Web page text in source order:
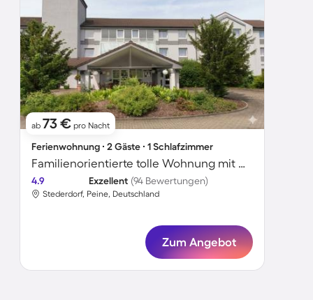
ab 73 € pro Nacht
Ferienwohnung ∙ 2 Gäste ∙ 1 Schlafzimmer
Familienorientierte tolle Wohnung mit Garten und Terrasse | Perfekt für die Arbeit von Zuhause | Haustiere sind willkommen
4.9 Exzellent (94 Bewertungen)
Stederdorf, Peine, Deutschland
Zum Angebot